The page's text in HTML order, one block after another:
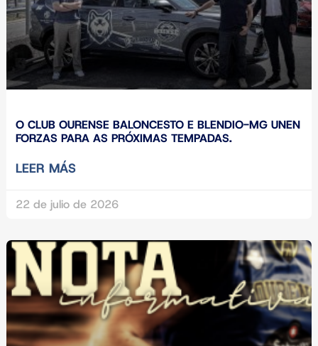
O CLUB OURENSE BALONCESTO E BLENDIO-MG UNEN
FORZAS PARA AS PRÓXIMAS TEMPADAS.
LEER MÁS
22 de julio de 2026